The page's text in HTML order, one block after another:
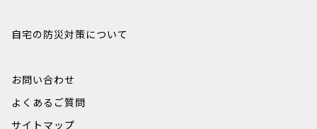
自宅の防災対策について
お問い合わせ
よくあるご質問
サイトマップ